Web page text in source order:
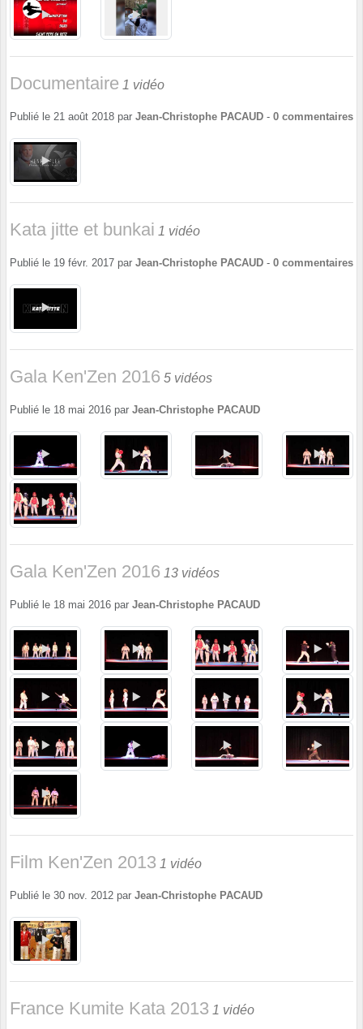
Documentaire 1 vidéo
Publié le 21 août 2018 par Jean-Christophe PACAUD - 0 commentaires
Kata jitte et bunkai 1 vidéo
Publié le 19 févr. 2017 par Jean-Christophe PACAUD - 0 commentaires
Gala Ken'Zen 2016 5 vidéos
Publié le 18 mai 2016 par Jean-Christophe PACAUD
Gala Ken'Zen 2016 13 vidéos
Publié le 18 mai 2016 par Jean-Christophe PACAUD
Film Ken'Zen 2013 1 vidéo
Publié le 30 nov. 2012 par Jean-Christophe PACAUD
France Kumite Kata 2013 1 vidéo